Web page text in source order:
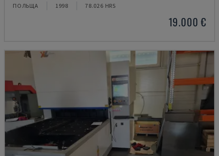
ПОЛЬЩА 1998 78.026 HRS
19.000 €